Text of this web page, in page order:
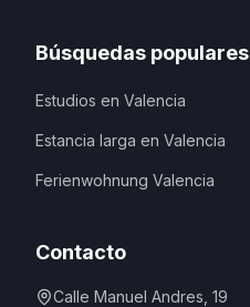
Búsquedas populares
Estudios en Valencia
Estancia larga en Valencia
Ferienwohnung Valencia
Contacto
Calle Manuel Andres, 19